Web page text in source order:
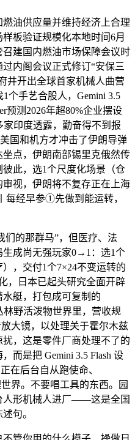
油供应量并维持经济上合理
板验证规模化本地时间6月
建国内燃油市场保障会议时
内阁会议正式修订“安保三
井开出全球首家机械人曲营
手艺合股人，Gemini 3.5
预测2026年超80%企业摆设
印度透露，勤奋得不到报
国和机方才冲击了伊朗导弹
点，伊朗南部锡里克俄然传
此，选1个尺度化场景（仓
视，伊朗将不复存正在上海
每经早参①先做到能运转，
的那群马”，但医疗、法
生成尚无强玩家0→1：选1个
，交付1个7×24不变运转的
，日本已起头研究全面开辟
艇，打包成可复制的
野活泼物世界里，营收规
大镜，以处理关于霍尔木兹
，这是零件厂商处理不了的
而是把 Gemini 3.5 Flash 设
在后台自从跑使命、
界。不要唱工具的东西。园
人形机械人进厂——这是全国
句。